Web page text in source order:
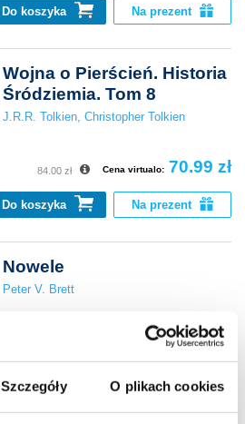
Szczegóły O plikach cookies
Do koszyka Na prezent
Wojna o Pierścień. Historia
Śródziemia. Tom 8
J.R.R. Tolkien ,Christopher Tolkien
Cena virtualo: 70.99 zł
84.00 zł
Do koszyka Na prezent
Nowele
Peter V. Brett
52.43 zł
Do koszyka